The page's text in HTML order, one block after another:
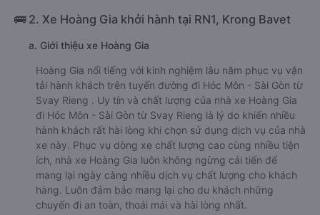
🚌 2. Xe Hoàng Gia khởi hành tại RN1, Krong Bavet
a. Giới thiệu xe Hoàng Gia
Hoàng Gia nổi tiếng với kinh nghiệm lâu năm phục vụ vận
tải hành khách trên tuyến đường đi Hóc Môn - Sài Gòn từ
Svay Rieng . Uy tín và chất lượng của nhà xe Hoàng Gia
đi Hóc Môn - Sài Gòn từ Svay Rieng là lý do khiến nhiều
hành khách rất hài lòng khi chọn sử dụng dịch vụ của nhà
xe này. Phục vụ dòng xe chất lượng cao cùng nhiều tiện
ích, nhà xe Hoàng Gia luôn không ngừng cải tiến để
mang lại ngày càng nhiều dịch vụ chất lượng cho khách
hàng. Luôn đảm bảo mang lại cho du khách những
chuyến đi an toàn, thoái mái và hài lòng nhất.